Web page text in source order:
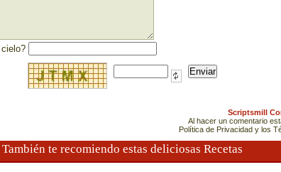
Scriptsmill
Al hacer un comentario
Política de Privacidad y los
También te recomiendo estas deliciosas Recetas